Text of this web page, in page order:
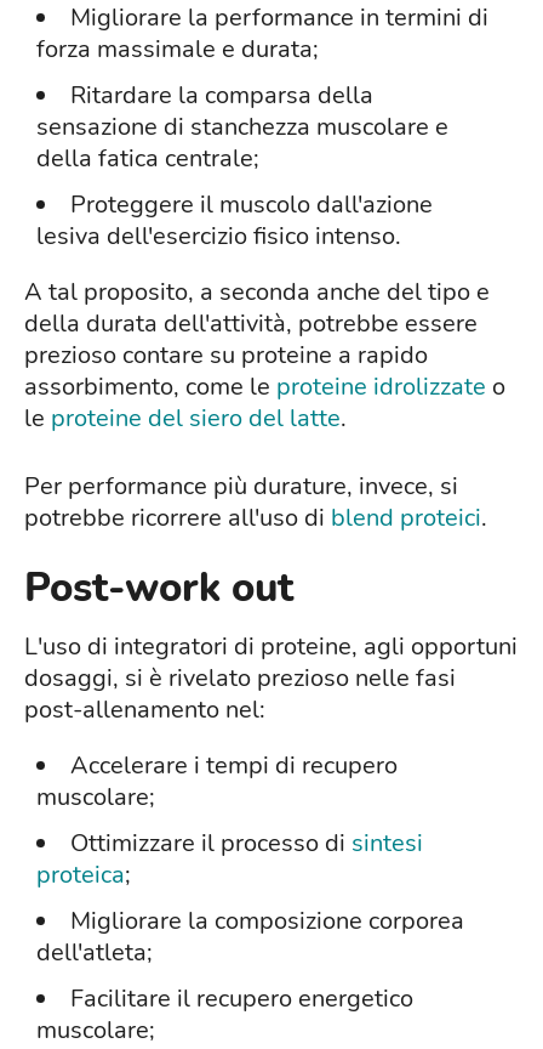
Migliorare la performance in termini di
forza massimale e durata;
Ritardare la comparsa della
sensazione di stanchezza muscolare e
della fatica centrale;
Proteggere il muscolo dall'azione
lesiva dell'esercizio fisico intenso.
A tal proposito, a seconda anche del tipo e
della durata dell'attività, potrebbe essere
prezioso contare su proteine a rapido
assorbimento, come le proteine idrolizzate o
le proteine del siero del latte.
Per performance più durature, invece, si
potrebbe ricorrere all'uso di blend proteici.
Post-work out
L'uso di integratori di proteine, agli opportuni
dosaggi, si è rivelato prezioso nelle fasi
post-allenamento nel:
Accelerare i tempi di recupero
muscolare;
Ottimizzare il processo di sintesi
proteica;
Migliorare la composizione corporea
dell'atleta;
Facilitare il recupero energetico
muscolare;